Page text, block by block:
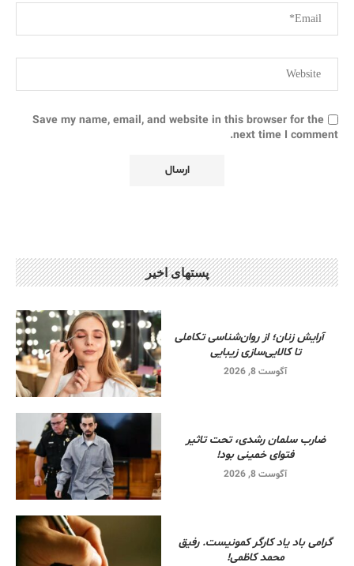
Save my name, email, and website in this browser for the
next time I comment.
پستهای اخیر
آرایش زنان؛ از روان‌شناسی تکاملی
تا کالایی‌سازی زیبایی
آگوست 8, 2026
ضارب سلمان رشدی، تحت تاثیر
فتوای خمینی بود!
آگوست 8, 2026
گرامی باد یاد کارگر کمونیست. رفیق
محمد کاظمی!